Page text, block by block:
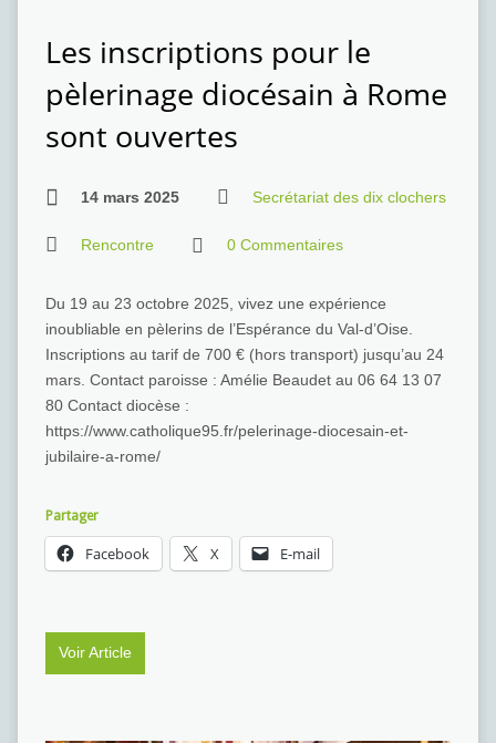
Les inscriptions pour le
pèlerinage diocésain à Rome
sont ouvertes
14 mars 2025 Secrétariat des dix clochers
Rencontre 0 Commentaires
Du 19 au 23 octobre 2025, vivez une expérience
inoubliable en pèlerins de l’Espérance du Val-d’Oise.
Inscriptions au tarif de 700 € (hors transport) jusqu’au 24
mars. Contact paroisse : Amélie Beaudet au 06 64 13 07
80 Contact diocèse :
https://www.catholique95.fr/pelerinage-diocesain-et-
jubilaire-a-rome/
Partager
Facebook X E-mail
Voir Article